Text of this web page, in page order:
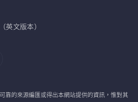
英文版本）
靠的來源編匯或得出本網站提供的資訊，惟對其